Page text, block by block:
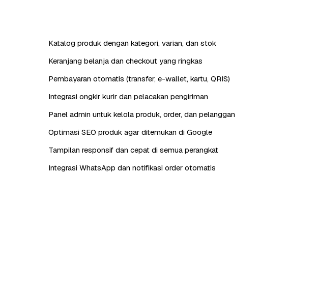
Katalog produk dengan kategori, varian, dan stok
Keranjang belanja dan checkout yang ringkas
Pembayaran otomatis (transfer, e-wallet, kartu, QRIS)
Integrasi ongkir kurir dan pelacakan pengiriman
Panel admin untuk kelola produk, order, dan pelanggan
Optimasi SEO produk agar ditemukan di Google
Tampilan responsif dan cepat di semua perangkat
Integrasi WhatsApp dan notifikasi order otomatis